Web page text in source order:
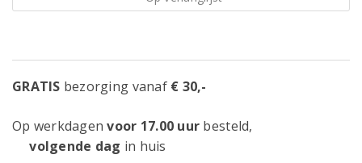
GRATIS bezorging vanaf € 30,-
Op werkdagenvoor 17.00 uur besteld,
volgende dag in huis